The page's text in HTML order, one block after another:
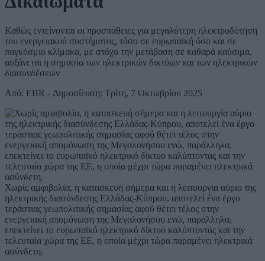
Καθώς εντείνονται οι προσπάθειες για μεγαλύτερη ηλεκτροδότηση
του ενεργειακού συστήματος, τόσο σε ευρωπαϊκή όσο και σε
παγκόσμιο κλίμακα, με στόχο την μετάβαση σε καθαρά καύσιμα,
αυξάνεται η σημασία των ηλεκτρικών δικτύων και των ηλεκτρικών
διασυνδέσεων
Από: EBR - Δημοσίευση: Τρίτη, 7 Οκτωβρίου 2025
Χωρίς αμφιβολία, η κατασκευή σήμερα και η λειτουργία αύριο της
ηλεκτρικής διασύνδεσης Ελλάδας-Κύπρου, αποτελεί ένα έργο
τεράστιας γεωπολιτικής σημασίας αφού θέτει τέλος στην
ενεργειακή απομόνωση της Μεγαλονήσου ενώ, παράλληλα,
επεκτείνει το ευρωπαϊκό ηλεκτρικό δίκτυο καλύπτοντας και την
τελευταία χώρα της ΕΕ, η οποία μέχρι τώρα παραμένει ηλεκτρικά
ασύνδετη.